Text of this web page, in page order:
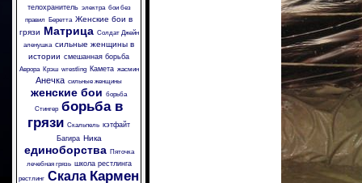
телохранитель электра бои без
правил Беретта Женские бои в
грязи Матрица Солдат Джейн
аленушка сильные женщины в
истории смешанная борьба
Аврора Крэш wrestling Камета жасмин
Анечка сильные женщины
женские бои борьба
Стингер борьба в
грязи Скальпель кэтфайт
Багира Ника
единоборства
Пяточка
лечебная грязь школа рестлинга
рестлинг Скала Кармен